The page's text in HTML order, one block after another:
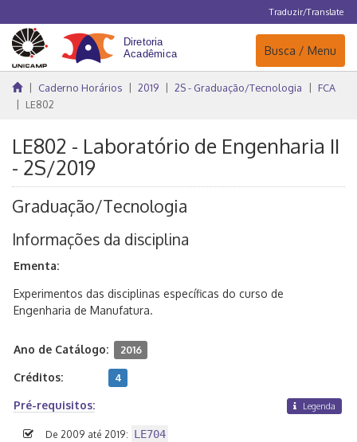
Traduzir/Translate
Navegação
Busca / Menu
Caderno Horários 2019 2S - Graduação/Tecnologia
FCA
LE802
LE802 - Laboratório de Engenharia II
- 2S/2019
Graduação/Tecnologia
Informações da disciplina
Ementa:
Experimentos das disciplinas específicas do curso de
Engenharia de Manufatura.
Ano de Catálogo: 2016
Créditos: 4
Pré-requisitos: Legenda
De 2009 até 2019: LE704